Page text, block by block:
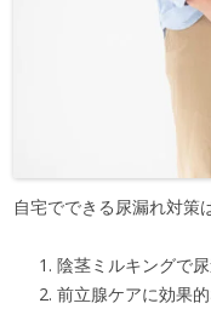
自宅でできる尿漏れ対策
陰茎ミルキングで
前立腺ケアに効果